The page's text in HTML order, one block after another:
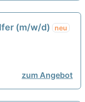
(m/w/d)
neu
zum Angebot